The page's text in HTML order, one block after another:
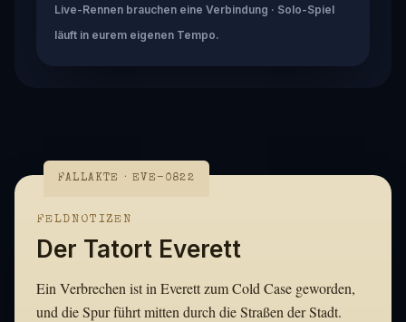
Live-Rennen brauchen eine Verbindung · Solo-Spiel
läuft in eurem eigenen Tempo.
FALLAKTE · EVE-0822
FELDNOTIZEN
Der Tatort Everett
Ein Verbrechen ist in Everett zum Cold Case geworden,
und die Spur führt mitten durch die Straßen der Stadt.